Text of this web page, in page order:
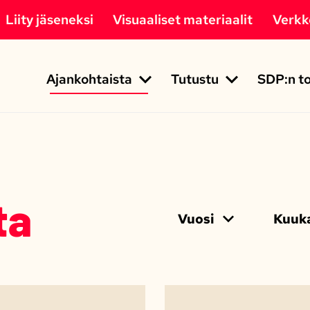
Ajankohtaista
Tutustu SDP:n
Liity jäseneksi Visuaaliset materiaalit
Vuosi